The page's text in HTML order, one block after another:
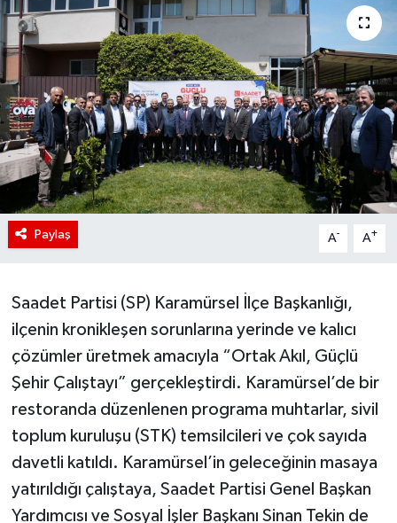
Paylaş A- A+
Saadet Partisi (SP) Karamürsel İlçe Başkanlığı,
ilçenin kronikleşen sorunlarına yerinde ve kalıcı
çözümler üretmek amacıyla “Ortak Akıl, Güçlü
Şehir Çalıştayı” gerçekleştirdi. Karamürsel’de bir
restoranda düzenlenen programa muhtarlar, sivil
toplum kuruluşu (STK) temsilcileri ve çok sayıda
davetli katıldı. Karamürsel’in geleceğinin masaya
yatırıldığı çalıştaya, Saadet Partisi Genel Başkan
Yardımcısı ve Sosyal İşler Başkanı Sinan Tekin de